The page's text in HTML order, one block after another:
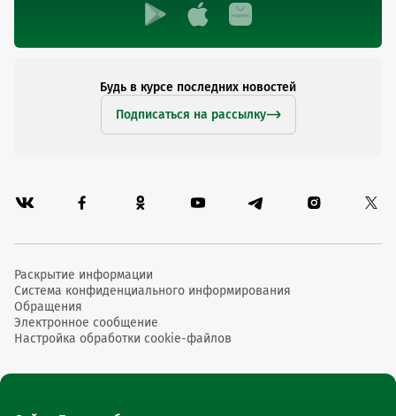
Будь в курсе последних новостей
Подписаться на рассылку
Раскрытие информации
Система конфиденциального информирования
Обращения
Электронное сообщение
Настройка обработки cookie-файлов